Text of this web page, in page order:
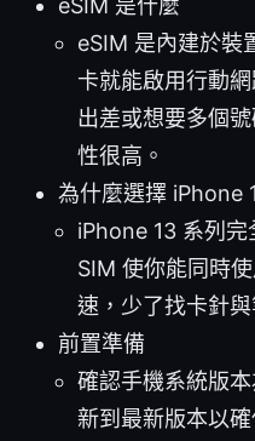
eSIM 是內建於裝
卡就能啟用行動
出差或想要多個
性很高。
為什麼選擇 iPhone
iPhone 13 系列
SIM 使你能同時
速，少了找卡針
前置準備
確認手機系統版
新到最新版本以